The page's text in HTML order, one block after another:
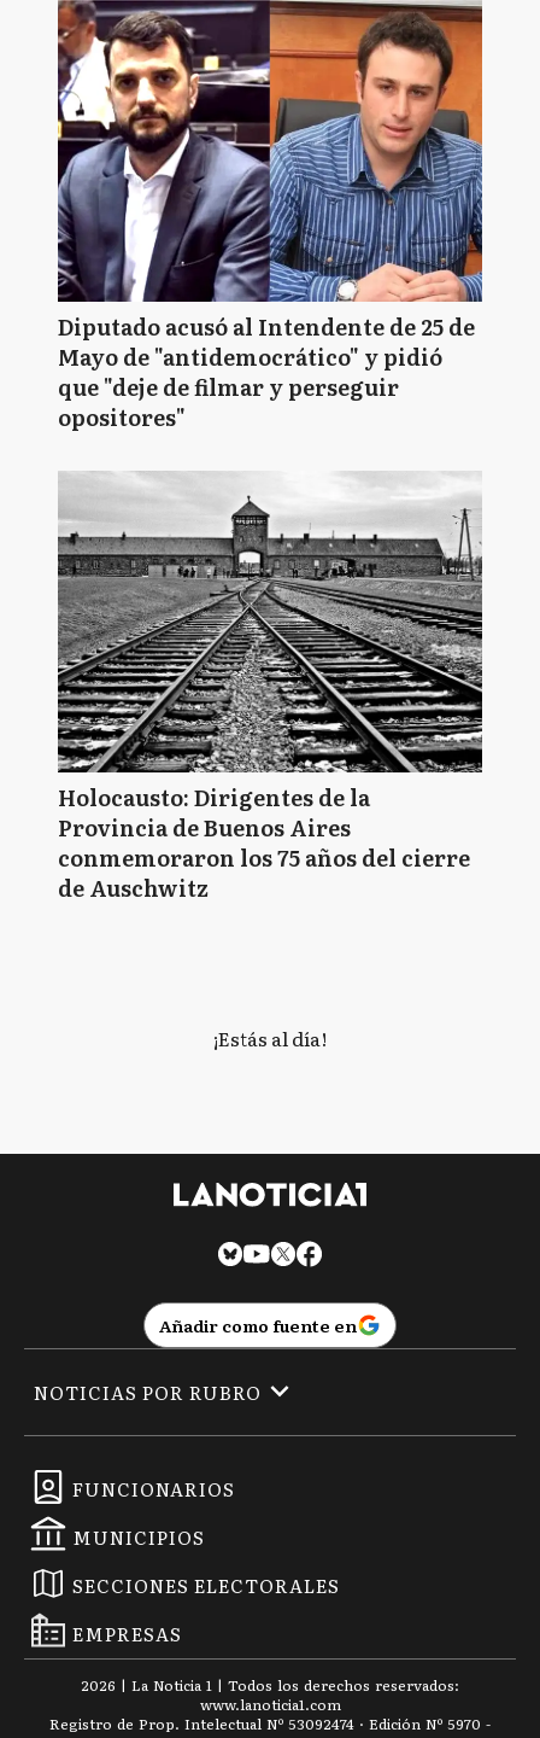
Diputado acusó al Intendente de 25 de
Mayo de "antidemocrático" y pidió
que "deje de filmar y perseguir
opositores"
Holocausto: Dirigentes de la
Provincia de Buenos Aires
conmemoraron los 75 años del cierre
de Auschwitz
¡Estás al día!
Añadir como fuente en
FUNCIONARIOS
MUNICIPIOS
SECCIONES ELECTORALES
EMPRESAS
NOTICIAS POR RUBRO
2026 | La Noticia 1 | Todos los derechos reservados:
www.lanoticia1.com
Registro de Prop. Intelectual Nº 53092474 · Edición Nº 5970 -